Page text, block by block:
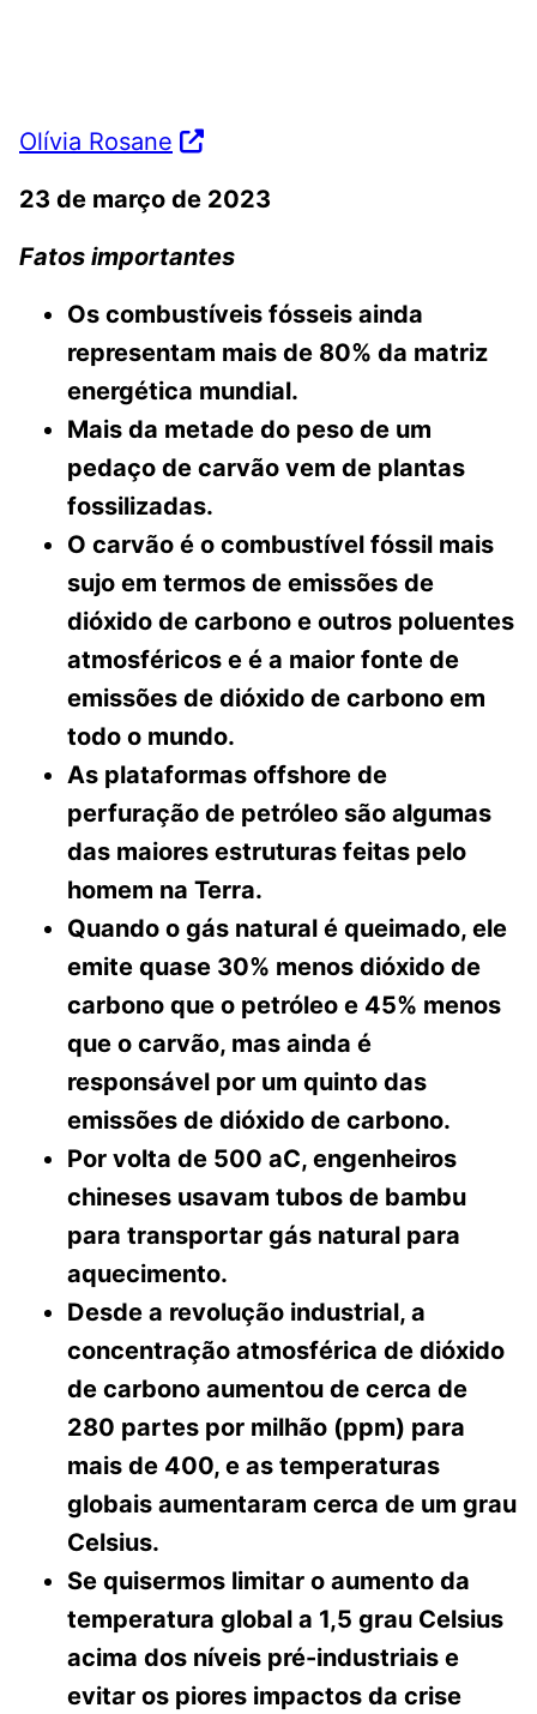
Olívia Rosane
23 de março de 2023
Fatos importantes
Os combustíveis fósseis ainda
representam mais de 80% da matriz
energética mundial.
Mais da metade do peso de um
pedaço de carvão vem de plantas
fossilizadas.
O carvão é o combustível fóssil mais
sujo em termos de emissões de
dióxido de carbono e outros poluentes
atmosféricos e é a maior fonte de
emissões de dióxido de carbono em
todo o mundo.
As plataformas offshore de
perfuração de petróleo são algumas
das maiores estruturas feitas pelo
homem na Terra.
Quando o gás natural é queimado, ele
emite quase 30% menos dióxido de
carbono que o petróleo e 45% menos
que o carvão, mas ainda é
responsável por um quinto das
emissões de dióxido de carbono.
Por volta de 500 aC, engenheiros
chineses usavam tubos de bambu
para transportar gás natural para
aquecimento.
Desde a revolução industrial, a
concentração atmosférica de dióxido
de carbono aumentou de cerca de
280 partes por milhão (ppm) para
mais de 400, e as temperaturas
globais aumentaram cerca de um grau
Celsius.
Se quisermos limitar o aumento da
temperatura global a 1,5 grau Celsius
acima dos níveis pré-industriais e
evitar os piores impactos da crise